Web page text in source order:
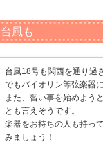
台風も
台風18号も関西を通り過
でもバイオリン等弦楽器
また、習い事を始めよう
とも言えそうです。
楽器をお持ちの人も持っ
みましょう！